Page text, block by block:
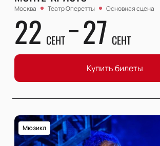
Москва Театр Оперетты Основная сцена
22 СЕНТ 27 СЕНТ
Купить билеты
Мюзикл